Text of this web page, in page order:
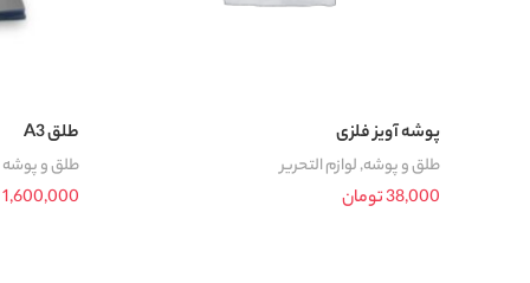
پوشه آویز فلزی
طلق و پوشه,لوازم التحریر
38,000تومان
طلق A3
طلق و پوشه
1,600,000